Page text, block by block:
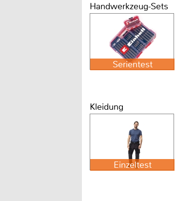
Handwerkzeug-Sets
Serientest
Kleidung
Einzeltest